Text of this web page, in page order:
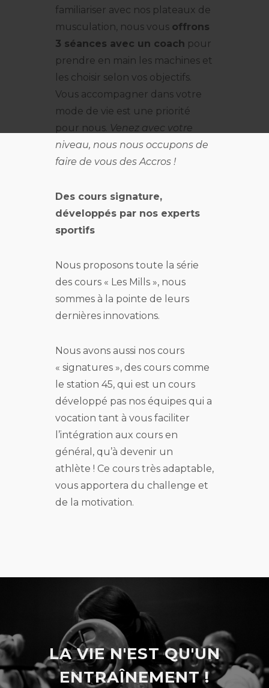
familiariser avec nos plateaux de
musculation, nous vous offrons
3 séances avec un coach pour
prendre en main les machines et
les choisir selon vos objectifs.
Vous accompagner dans votre
mode de vie est une priorité
pour nous. Venez avec votre
niveau, nous nous occupons de
faire de vous des Accros !
Des cours signature,
développés par nos experts
sportifs
Nous proposons toute la série
des cours « Les Mills », nous
sommes à la pointe de leurs
dernières innovations.
Nous avons aussi nos cours
« signatures », des cours comme
le station 45, qui est un cours
développé pas nos équipes qui a
vocation tant à vous faciliter
l’intégration aux cours en
général, qu’à devenir un
athlète ! Ce cours très adaptable,
vous apportera du challenge et
de la motivation.
LA VIE N'EST QU'UN
ENTRAÎNEMENT !